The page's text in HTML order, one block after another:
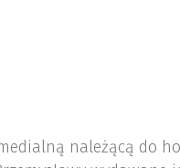
należącą do